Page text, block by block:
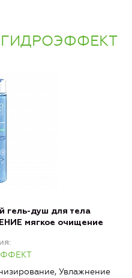
ГИДРОЭФФЕКТ
гель-душ для тела
мягкое очищение
Увлажнение